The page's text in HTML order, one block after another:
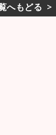
へもどる